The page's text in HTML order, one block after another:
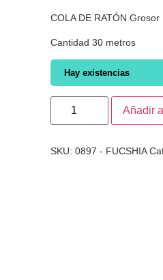
COLA DE RATÓN
Cantidad 30 metros
Hay existencias
Añadir
SKU: 0897 - FUCSHIA